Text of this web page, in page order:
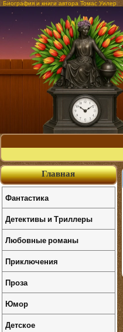
Биография и книги автора Томас Уилер
Главная
Фантастика
Детективы и Триллеры
Любовные романы
Приключения
Проза
Юмор
Детское